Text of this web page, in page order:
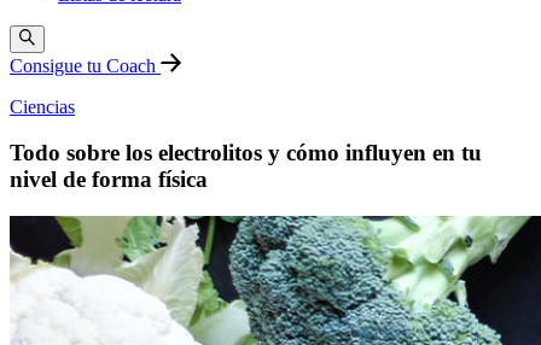
Consigue tu Coach
Ciencias
Todo sobre los electrolitos y cómo influyen en tu
nivel de forma física